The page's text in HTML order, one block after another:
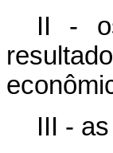
II -
III -